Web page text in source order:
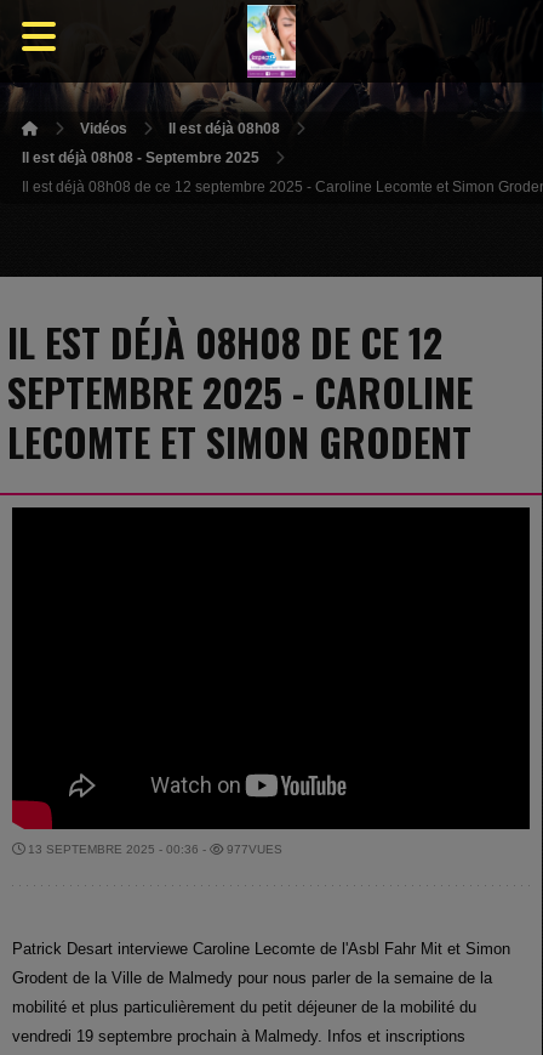
Vidéos
Il est déjà 08h08
Il est déjà 08h08 - Septembre 2025
Il est déjà 08h08 de ce 12 septembre 2025 - Caroline Lecomte et Simon
IL EST DÉJÀ 08H08 DE CE 12
SEPTEMBRE 2025 - CAROLINE
LECOMTE ET SIMON GRODENT
13 SEPTEMBRE 2025 - 00:36 - 977VUES
Patrick Desart interviewe Caroline Lecomte de l'Asbl Fahr Mit et Simon
Grodent de la Ville de Malmedy pour nous parler de la semaine de la
mobilité et plus particulièrement du petit déjeuner de la mobilité du
vendredi 19 septembre prochain à Malmedy. Infos et inscriptions